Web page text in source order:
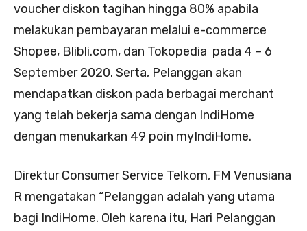
voucher diskon tagihan hingga 80% apabila
melakukan pembayaran melalui e-commerce
Shopee, Blibli.com, dan Tokopedia pada 4 – 6
September 2020. Serta, Pelanggan akan
mendapatkan diskon pada berbagai merchant
yang telah bekerja sama dengan IndiHome
dengan menukarkan 49 poin myIndiHome.
Direktur Consumer Service Telkom, FM Venusiana
R mengatakan “Pelanggan adalah yang utama
bagi IndiHome. Oleh karena itu, Hari Pelanggan